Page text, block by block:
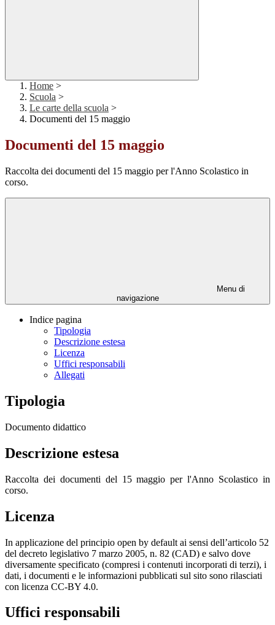
Home >
Scuola >
Le carte della scuola >
Documenti del 15 maggio
Documenti del 15 maggio
Raccolta dei documenti del 15 maggio per l'Anno Scolastico in
corso.
Menu di
navigazione
Indice pagina
Tipologia
Descrizione estesa
Licenza
Uffici responsabili
Allegati
Tipologia
Documento didattico
Descrizione estesa
Raccolta dei documenti del 15 maggio per l'Anno Scolastico in
corso.
Licenza
In applicazione del principio open by default ai sensi dell’articolo 52
del decreto legislativo 7 marzo 2005, n. 82 (CAD) e salvo dove
diversamente specificato (compresi i contenuti incorporati di terzi), i
dati, i documenti e le informazioni pubblicati sul sito sono rilasciati
con licenza CC-BY 4.0.
Uffici responsabili